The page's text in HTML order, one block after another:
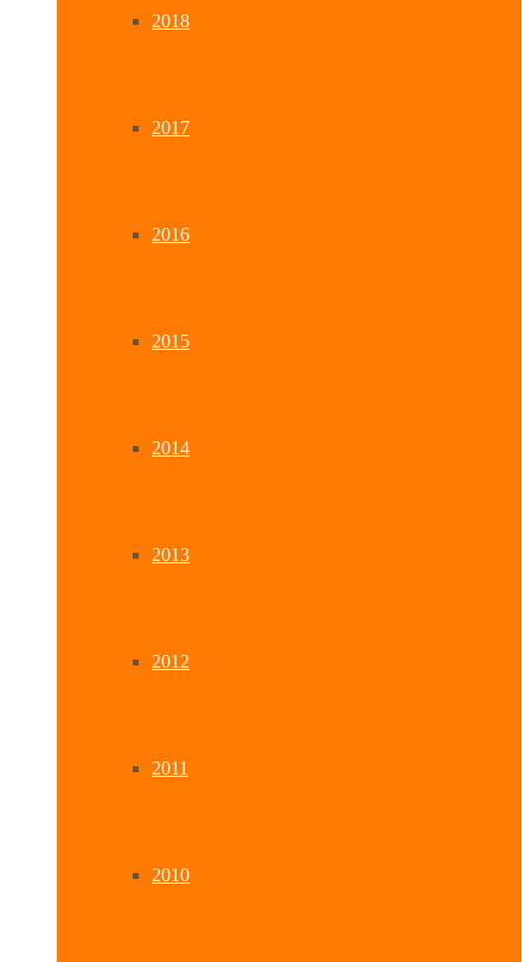
2018
2017
2016
2015
2014
2013
2012
2011
2010